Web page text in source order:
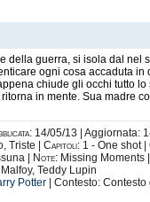
della guerra, si isola dal nel
ogni cosa accaduta in
chiude gli occhi tutto
in mente. Sua madre
14/05/13 | Aggiornata:
Triste | Capitoli: 1 - One shot
|
Note: Missing Moments |
Teddy Lupin
Potter | Contesto: